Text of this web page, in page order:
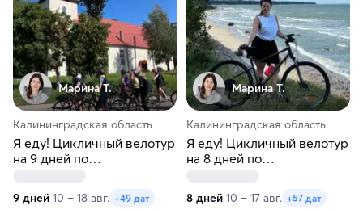
Марина Т.
Калининградская область
Я еду! Цикличный велотур
на 9 дней по
9 дней 10 – 18 авг. +49 дат
Марина Т.
Калининградская область
Я еду! Цикличный велотур
на 8 дней по
8 дней 10 – 17 авг. +57 дат